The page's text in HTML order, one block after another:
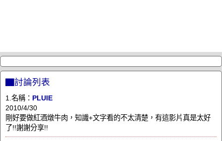
▇討論列表
1.名稱： PLUIE
2010/4/30
剛好要做紅酒燉牛肉，知識+文字看的不太清楚，有這影片真是太好
了!!謝謝分享!!